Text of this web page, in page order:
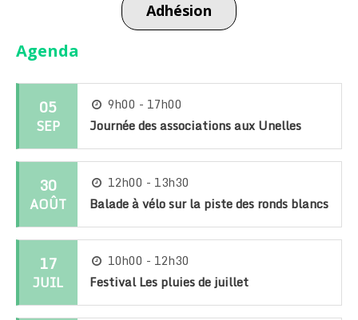
Adhésion
Agenda
05
SEP
9h00 - 17h00
Journée des associations aux Unelles
30
AOÛT
12h00 - 13h30
Balade à vélo sur la piste des ronds blancs
17
JUIL
10h00 - 12h30
Festival Les pluies de juillet